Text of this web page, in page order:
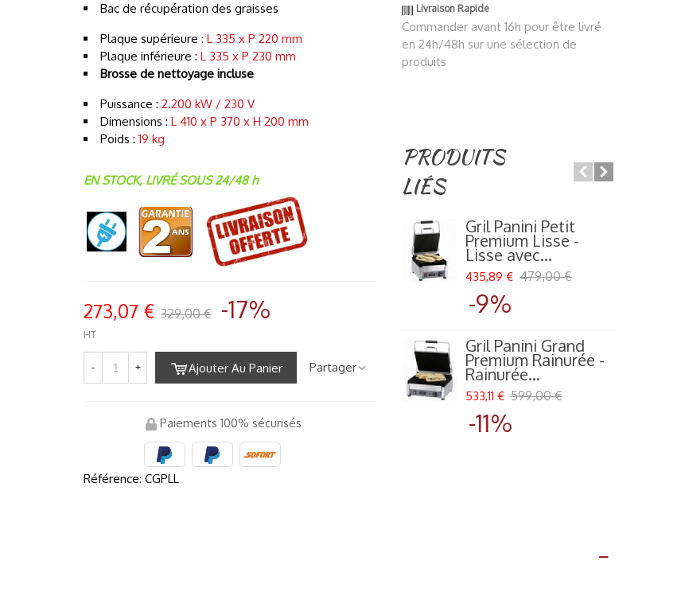
Bac de récupération des graisses
Plaque supérieure : L 335 x P 220 mm
Plaque inférieure : L 335 x P 230 mm
Brosse de nettoyage incluse
Puissance : 2.200 kW / 230 V
Dimensions : L 410 x P 370 x H 200 mm
Poids : 19 kg
EN STOCK, LIVRÉ SOUS 24/48 h
273,07 € 329,00 € -17%
HT
- + Ajouter Au Panier Partager
Paiements 100% sécurisés
Référence: CGPLL
Livraison Rapide
Commander avant 16h pour être livré
en 24h/48h sur une sélection de
produits
PRODUITS
LIÉS
Gril Panini Petit
Premium Lisse -
Lisse avec...
435,89 € 479,00 €
-9%
Gril Panini Grand
Premium Rainurée -
Rainurée...
533,11 € 599,00 €
-11%